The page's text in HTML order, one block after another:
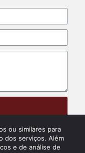
ou similares para
dos serviços. Além
e de análise de
de Sant'ana.